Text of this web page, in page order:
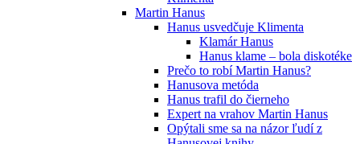
Martin Hanus
Hanus usvedčuje Klimenta
Klamár Hanus
Hanus klame – bola diskotéke
Prečo to robí Martin Hanus?
Hanusova metóda
Hanus trafil do čierneho
Expert na vrahov Martin Hanus
Opýtali sme sa na názor ľudí z